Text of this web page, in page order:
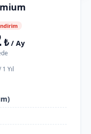
₺/ Ay
1 Yıl